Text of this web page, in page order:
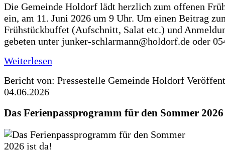
Die Gemeinde Holdorf lädt herzlich zum offenen
ein, am 11. Juni 2026 um 9 Uhr. Um einen Beitrag
Frühstückbuffet (Aufschnitt, Salat etc.) und
gebeten unter junker-schlarmann@holdorf.de oder
Weiterlesen
Bericht von: Pressestelle Gemeinde Holdorf
04.06.2026
Das Ferienpassprogramm für den Sommer